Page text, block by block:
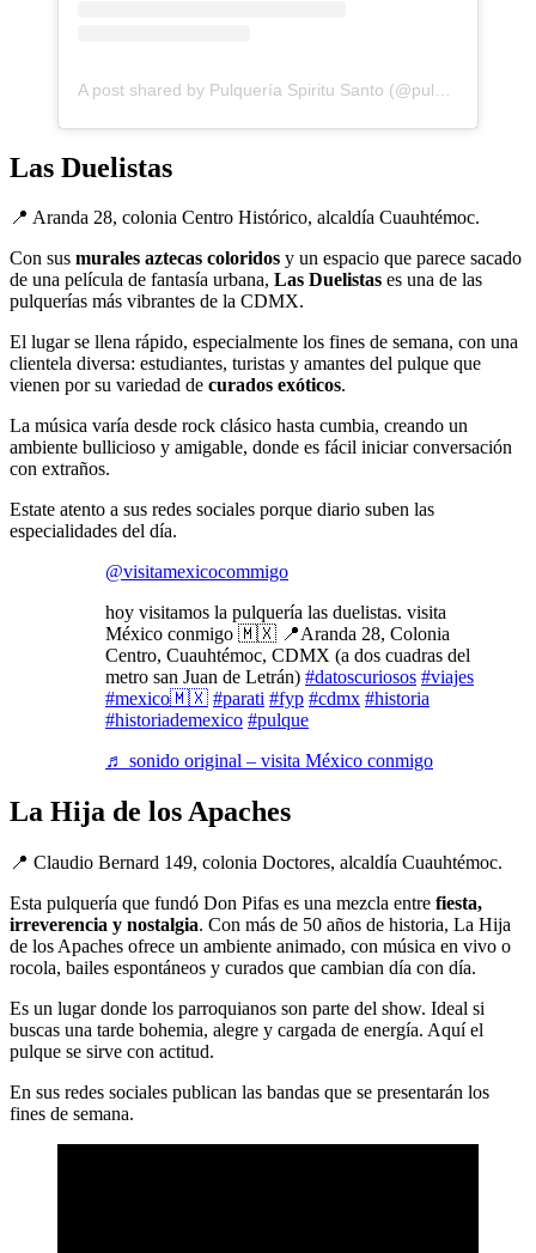
Las Duelistas
📍 Aranda 28, colonia Centro Histórico, alcaldía Cuauhtémoc.
Con sus murales aztecas coloridos y un espacio que parece sacado
de una película de fantasía urbana, Las Duelistas es una de las
pulquerías más vibrantes de la CDMX.
El lugar se llena rápido, especialmente los fines de semana, con una
clientela diversa: estudiantes, turistas y amantes del pulque que
vienen por su variedad de curados exóticos.
La música varía desde rock clásico hasta cumbia, creando un
ambiente bullicioso y amigable, donde es fácil iniciar conversación
con extraños.
Estate atento a sus redes sociales porque diario suben las
especialidades del día.
@visitamexicocommigo
hoy visitamos la pulquería las duelistas. visita
México conmigo 🇲🇽 📍Aranda 28, Colonia
Centro, Cuauhtémoc, CDMX (a dos cuadras del
metro san Juan de Letrán) #datoscuriosos #viajes
#mexico🇲🇽 #parati #fyp #cdmx #historia
#historiademexico #pulque
♬ sonido original – visita México conmigo
La Hija de los Apaches
📍 Claudio Bernard 149, colonia Doctores, alcaldía Cuauhtémoc.
Esta pulquería que fundó Don Pifas es una mezcla entre fiesta,
irreverencia y nostalgia. Con más de 50 años de historia, La Hija
de los Apaches ofrece un ambiente animado, con música en vivo o
rocola, bailes espontáneos y curados que cambian día con día.
Es un lugar donde los parroquianos son parte del show. Ideal si
buscas una tarde bohemia, alegre y cargada de energía. Aquí el
pulque se sirve con actitud.
En sus redes sociales publican las bandas que se presentarán los
fines de semana.